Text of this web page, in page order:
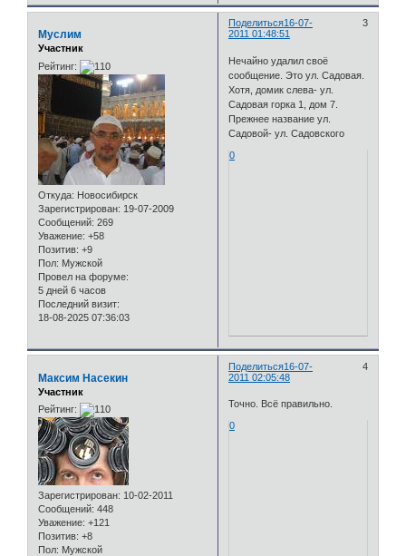
Поделиться 3
16-07-
2011 01:48:51
Муслим
Участник
Рейтинг:
Откуда: Новосибирск
Зарегистрирован: 19-07-2009
Сообщений: 269
Уважение: +58
Позитив: +9
Пол: Мужской
Провел на форуме:
5 дней 6 часов
Последний визит:
18-08-2025 07:36:03
Нечайно удалил своё
сообщение. Это ул. Садовая.
Хотя, домик слева- ул.
Садовая горка 1, дом 7.
Прежнее название ул.
Садовой- ул. Садовского
0
Поделиться 4
16-07-
2011 02:05:48
Максим Насекин
Участник
Рейтинг:
Зарегистрирован: 10-02-2011
Сообщений: 448
Уважение: +121
Позитив: +8
Пол: Мужской
Точно. Всё правильно.
0